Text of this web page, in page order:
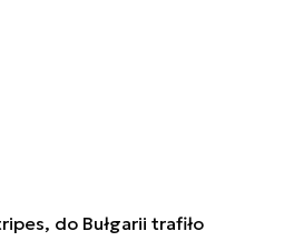
do Bułgarii trafiło